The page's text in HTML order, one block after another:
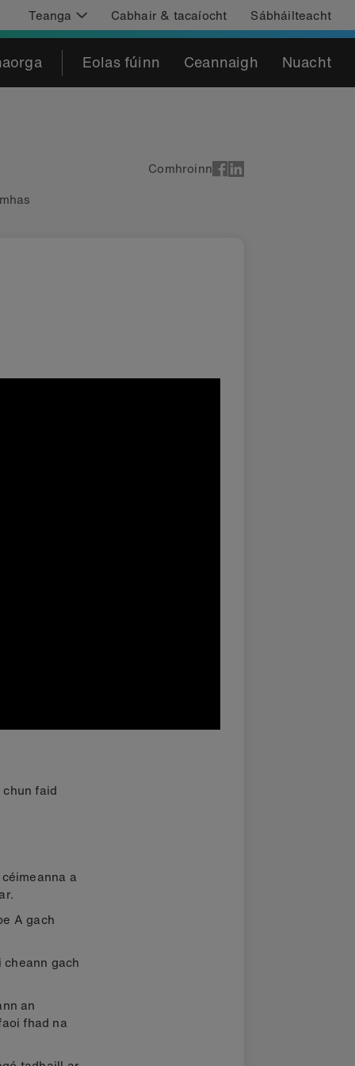
Teanga Cabhair & tacaíocht Sábháilteacht
Eolas fúinn Ceannaigh Nuacht
Comhroinn
faid
a
A gach
gach
an
fhad na